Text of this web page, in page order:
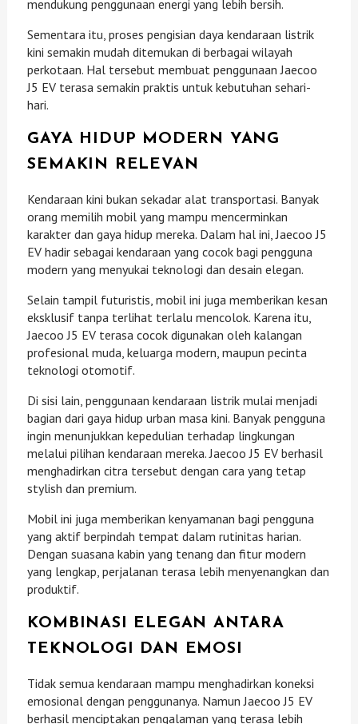
mendukung penggunaan energi yang lebih bersih.
Sementara itu, proses pengisian daya kendaraan listrik
kini semakin mudah ditemukan di berbagai wilayah
perkotaan. Hal tersebut membuat penggunaan Jaecoo
J5 EV terasa semakin praktis untuk kebutuhan sehari-
hari.
GAYA HIDUP MODERN YANG
SEMAKIN RELEVAN
Kendaraan kini bukan sekadar alat transportasi. Banyak
orang memilih mobil yang mampu mencerminkan
karakter dan gaya hidup mereka. Dalam hal ini, Jaecoo J5
EV hadir sebagai kendaraan yang cocok bagi pengguna
modern yang menyukai teknologi dan desain elegan.
Selain tampil futuristis, mobil ini juga memberikan kesan
eksklusif tanpa terlihat terlalu mencolok. Karena itu,
Jaecoo J5 EV terasa cocok digunakan oleh kalangan
profesional muda, keluarga modern, maupun pecinta
teknologi otomotif.
Di sisi lain, penggunaan kendaraan listrik mulai menjadi
bagian dari gaya hidup urban masa kini. Banyak pengguna
ingin menunjukkan kepedulian terhadap lingkungan
melalui pilihan kendaraan mereka. Jaecoo J5 EV berhasil
menghadirkan citra tersebut dengan cara yang tetap
stylish dan premium.
Mobil ini juga memberikan kenyamanan bagi pengguna
yang aktif berpindah tempat dalam rutinitas harian.
Dengan suasana kabin yang tenang dan fitur modern
yang lengkap, perjalanan terasa lebih menyenangkan dan
produktif.
KOMBINASI ELEGAN ANTARA
TEKNOLOGI DAN EMOSI
Tidak semua kendaraan mampu menghadirkan koneksi
emosional dengan penggunanya. Namun Jaecoo J5 EV
berhasil menciptakan pengalaman yang terasa lebih